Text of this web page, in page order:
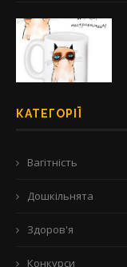
КАТЕГОРІЇ
Вагітність
Дошкільнята
Здоров'я
Конкурси